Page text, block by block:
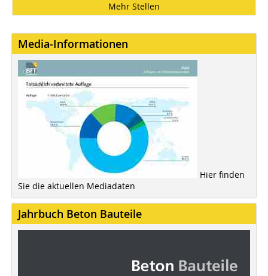
Mehr Stellen
Media-Informationen
Hier finden
Sie die aktuellen Mediadaten
Jahrbuch Beton Bauteile